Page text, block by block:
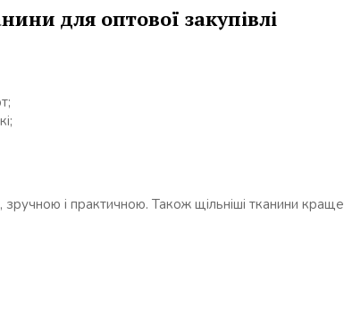
для оптової закупівлі
і практичною. Також щільніші тканини краще